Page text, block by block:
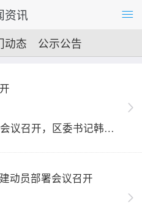
资讯
动态
公示公告
8月7日，全区经济运行分析会议召开，区委书记韩继国出席会议并讲话。他强调，要扛起高质量发展重任，锚定全年目标任务，以决战姿态紧盯核心指标、挂图攻坚冲刺，深挖增长潜力、补齐发展弱项，争分夺秒抓实三季度攻坚，凝心聚力冲刺全年收官，奋力书写区域发展优异答卷。区委副书记、区长潘虎主持会议，并围绕下半年经济攻坚任务部署各项重点工作。会议强调，全区各级各部门要绷紧发展之弦，以实干实效推动经济提质进位。
动员部署会议召开